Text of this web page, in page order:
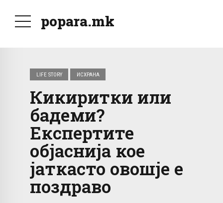
popara.mk
LIFE STORY ИСХРАНА
Кикиритки или
бадеми?
Експертите
објаснија кое
јаткасто овошје е
поздраво